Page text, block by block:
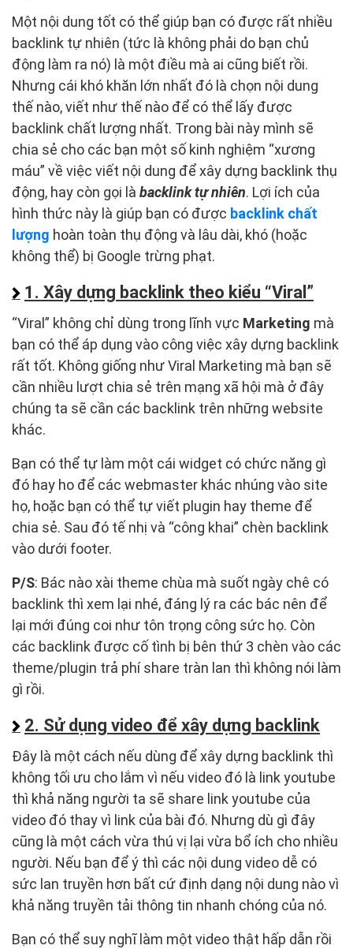
Một nội dung tốt có thể giúp bạn có được rất nhiều
backlink tự nhiên (tức là không phải do bạn chủ
động làm ra nó) là một điều mà ai cũng biết rồi.
Nhưng cái khó khăn lớn nhất đó là chọn nội dung
thế nào, viết như thế nào để có thể lấy được
backlink chất lượng nhất. Trong bài này mình sẽ
chia sẻ cho các bạn một số kinh nghiệm “xương
máu” về việc viết nội dung để xây dựng backlink thụ
động, hay còn gọi là backlink tự nhiên. Lợi ích của
hình thức này là giúp bạn có được backlink chất
lượng hoàn toàn thụ động và lâu dài, khó (hoặc
không thể) bị Google trừng phạt.
1. Xây dựng backlink theo kiểu “Viral”
“Viral” không chỉ dùng trong lĩnh vực Marketing mà
bạn có thể áp dụng vào công việc xây dựng backlink
rất tốt. Không giống như Viral Marketing mà bạn sẽ
cần nhiều lượt chia sẻ trên mạng xã hội mà ở đây
chúng ta sẽ cần các backlink trên những website
khác.
Bạn có thể tự làm một cái widget có chức năng gì
đó hay ho để các webmaster khác nhúng vào site
họ, hoặc bạn có thể tự viết plugin hay theme để
chia sẻ. Sau đó tế nhị và “công khai” chèn backlink
vào dưới footer.
P/S: Bác nào xài theme chùa mà suốt ngày chê có
backlink thì xem lại nhé, đáng lý ra các bác nên để
lại mới đúng coi như tôn trọng công sức họ. Còn
các backlink được cố tình bị bên thứ 3 chèn vào các
theme/plugin trả phí share tràn lan thì không nói làm
gì rồi.
2. Sử dụng video để xây dựng backlink
Đây là một cách nếu dùng để xây dựng backlink thì
không tối ưu cho lắm vì nếu video đó là link youtube
thì khả năng người ta sẽ share link youtube của
video đó thay vì link của bài đó. Nhưng dù gì đây
cũng là một cách vừa thú vị lại vừa bổ ích cho nhiều
người. Nếu bạn để ý thì các nội dung video dễ có
sức lan truyền hơn bất cứ định dạng nội dung nào vì
khả năng truyền tải thông tin nhanh chóng của nó.
Bạn có thể suy nghĩ làm một video thật hấp dẫn rồi